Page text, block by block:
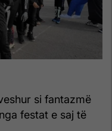
si fantazmë
festat e saj të